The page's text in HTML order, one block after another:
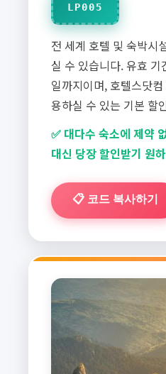
LP005
전 세계 호텔 및 숙박시
실 수 있습니다. 유효
일까지이며, 호텔스닷
용하실 수 있는 기본 할
✅ 대다수 숙소에 제약
대신 당장 할인받기 원
📋 코드 복사하기